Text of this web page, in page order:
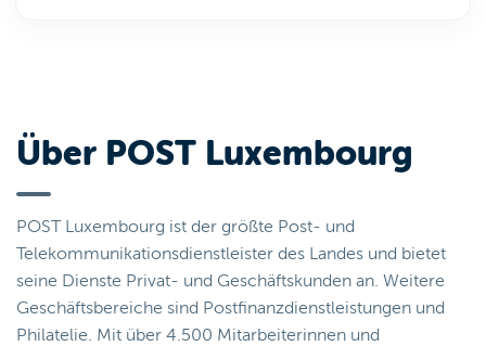
Über POST Luxembourg
POST Luxembourg ist der größte Post- und
Telekommunikationsdienstleister des Landes und bietet
seine Dienste Privat- und Geschäftskunden an. Weitere
Geschäftsbereiche sind Postfinanzdienstleistungen und
Philatelie. Mit über 4.500 Mitarbeiterinnen und